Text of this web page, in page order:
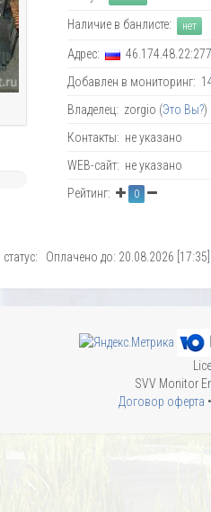
Наличие в банлисте: нет
Адрес:
Добавлен в мониторинг:
Владелец: zorgio (Это Вы?)
Контакты: не указано
WEB-сайт: не указано
Рейтинг:
0
статус: Оплачено до: 20.08.2026 [17:35]
SVV Monitor
Договор оферта